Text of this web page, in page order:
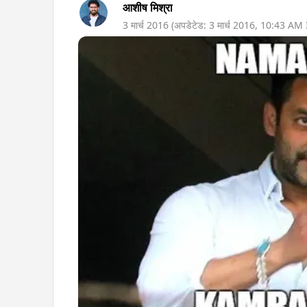
आशीष मिश्रा
3 मार्च 2016 (अपडेटेड: 3 मार्च 2016, 10:43 AM